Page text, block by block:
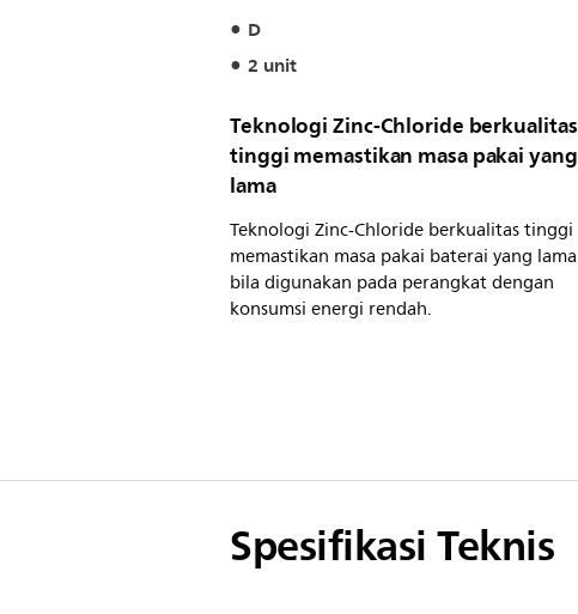
D
2 unit
Teknologi Zinc-Chloride berkualitas
tinggi memastikan masa pakai yang
lama
Teknologi Zinc-Chloride berkualitas tinggi
memastikan masa pakai baterai yang lama
bila digunakan pada perangkat dengan
konsumsi energi rendah.
Spesifikasi Teknis